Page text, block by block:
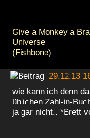
Give a Monkey a
Universe
(Fishbone)
29.12.13
wie kann ich denn
üblichen Zahl-in-
ja gar nicht.. *Brett